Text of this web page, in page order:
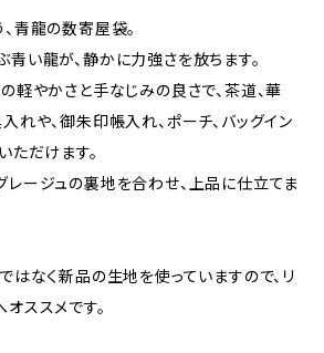
青龍の数寄屋袋。
い龍が、静かに力強さを放ちます。
軽やかさと手なじみの良さで、茶道、華
れや、御朱印帳入れ、ポーチ、バッグイン
ただけます。
ージュの裏地を合わせ、上品に仕立てま
はなく新品の生地を使っていますので、リ
ススメです。